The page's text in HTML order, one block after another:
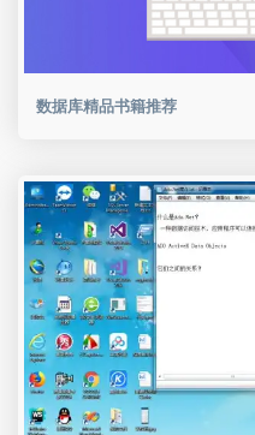
数据库精品书籍推荐